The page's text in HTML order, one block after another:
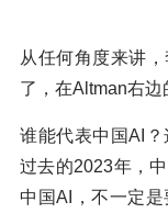
从任何角度来讲
了，在Altman右边
谁能代表中国AI
过去的2023年，
中国AI，不一定